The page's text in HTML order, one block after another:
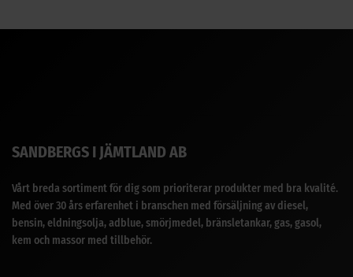
SANDBERGS I JÄMTLAND AB
Vårt breda sortiment för dig som prioriterar produkter med bra kvalité.
Med över 30 års erfarenhet i branschen med försäljning av diesel,
bensin, eldningsolja, adblue, smörjmedel, bränsletankar, gas, gasol,
kem och massor med tillbehör.